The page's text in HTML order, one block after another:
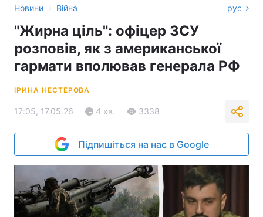
Новини › Війна рус
"Жирна ціль": офіцер ЗСУ
розповів, як з американської
гармати вполював генерала РФ
ІРИНА НЕСТЕРОВА
17:05, 17.05.26 4 хв. 3338
Підпишіться на нас в Google